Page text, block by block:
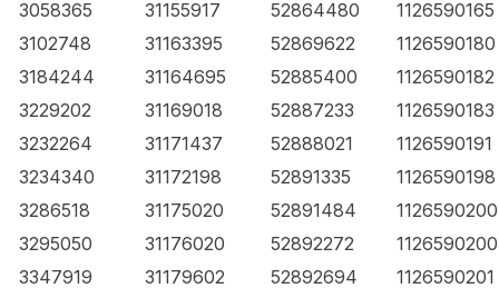
3058365
31155917 52864480
1126590165
3102748
31163395 52869622
1126590180
3184244
31164695 52885400
1126590182
3229202
31169018 52887233
1126590183
3232264
31171437 52888021
1126590191
3234340
31172198 52891335
1126590198
3286518
31175020 52891484
1126590200
3295050
31176020 52892272
1126590200
3347919
31179602 52892694
1126590201